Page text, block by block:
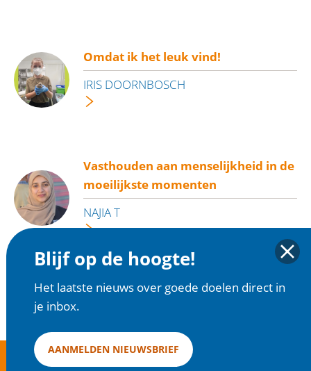
Omdat ik het leuk vind!
IRIS DOORNBOSCH
Vasthouden aan menselijkheid in de
moeilijkste momenten
NAJIA T
Blijf op de hoogte!
Het laatste nieuws over goede doelen direct in
je inbox.
AANMELDEN NIEUWSBRIEF
goededoelen.nl is een initiatief van Goede Doelen Nederland |